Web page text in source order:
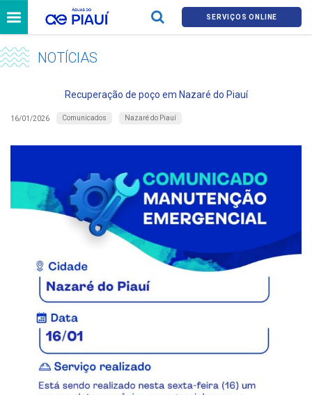
SERVIÇOS ONLINE
NOTÍCIAS
Recuperação de poço em Nazaré do Piauí
16/01/2026 Comunicados Nazaré do Piauí